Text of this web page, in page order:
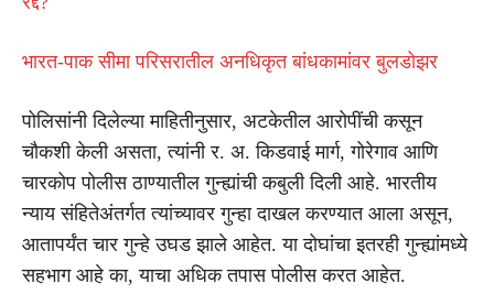
भारत-पाक सीमा परिसरातील अनधिकृत बांधकामांवर बुलडोझर
पोलिसांनी दिलेल्या माहितीनुसार, अटकेतील आरोपींची कसून
चौकशी केली असता, त्यांनी र. अ. किडवाई मार्ग, गोरेगाव आणि
चारकोप पोलीस ठाण्यातील गुन्ह्यांची कबुली दिली आहे. भारतीय
न्याय संहितेअंतर्गत त्यांच्यावर गुन्हा दाखल करण्यात आला असून,
आतापर्यंत चार गुन्हे उघड झाले आहेत. या दोघांचा इतरही गुन्ह्यांमध्ये
सहभाग आहे का, याचा अधिक तपास पोलीस करत आहेत.